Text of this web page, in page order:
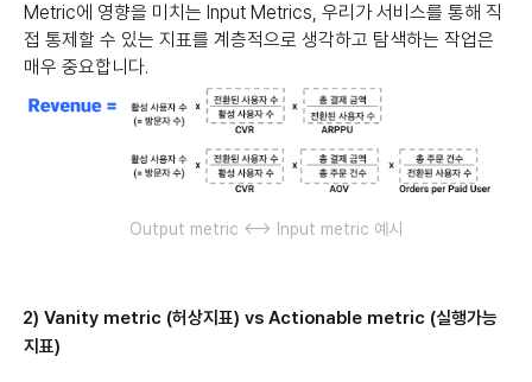
Metric에 영향을 미치는 Input Metrics, 우리가 서비스를 통해 직
접 통제할 수 있는 지표를 계층적으로 생각하고 탐색하는 작업은
매우 중요합니다.
Output metric <--> Input metric 예시
2) Vanity metric (허상지표) vs Actionable metric (실행가능
지표)